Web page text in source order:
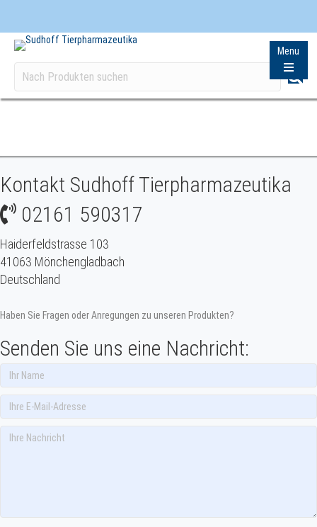
Menu
Kontakt Sudhoff Tierpharmazeutika
02161 590317
Haiderfeldstrasse 103
41063 Mönchengladbach
Deutschland
Haben Sie Fragen oder Anregungen zu unseren Produkten?
Senden Sie uns eine Nachricht: